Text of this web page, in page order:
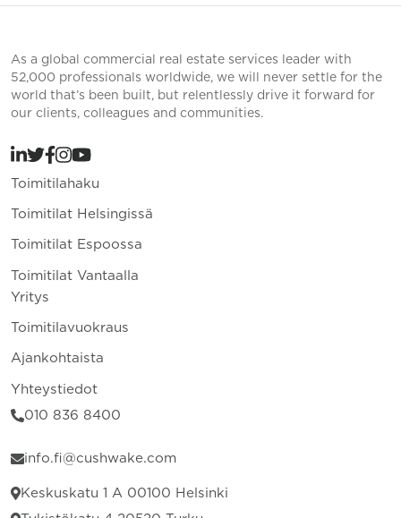
As a global commercial real estate services leader with
52,000 professionals worldwide, we will never settle for the
world that’s been built, but relentlessly drive it forward for
our clients, colleagues and communities.
Toimitilahaku
Toimitilat Helsingissä
Toimitilat Espoossa
Toimitilat Vantaalla
Yritys
Toimitilavuokraus
Ajankohtaista
Yhteystiedot
010 836 8400
info.fi@cushwake.com
Keskuskatu 1 A 00100 Helsinki